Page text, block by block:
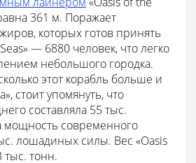
361 м. Поражает
которых готов принять
— 6880 человек, что легко
небольшого городка.
этот корабль больше и
стоит упомянуть, что
составляла 55 тыс.
современного
лошадиных силы. Вес «Oasis
тыс. тонн.